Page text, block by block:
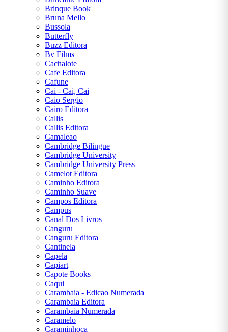
mensagem
Brinque Book
Bruna Mello
Bussola
Butterfly
Buzz Editora
Bv Films
Cachalote
Cafe Editora
Cafune
Cai - Cai, Cai
Caio Sergio
Cairo Editora
Callis
Callis Editora
Camaleao
Cambridge Bilingue
Cambridge University
Cambridge University Press
Camelot Editora
Caminho Editora
Caminho Suave
Campos Editora
Campus
Canal Dos Livros
Canguru
Canguru Editora
Cantinela
Capela
Capiart
Capote Books
Caqui
Carambaia - Edicao Numerada
Carambaia Editora
Carambaia Numerada
Caramelo
Caraminhoca